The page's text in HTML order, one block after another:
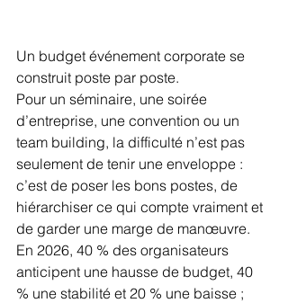
Un budget événement corporate se
construit poste par poste.
Pour un séminaire, une soirée
d’entreprise, une convention ou un
team building, la difficulté n’est pas
seulement de tenir une enveloppe :
c’est de poser les bons postes, de
hiérarchiser ce qui compte vraiment et
de garder une marge de manœuvre.
En 2026, 40 % des organisateurs
anticipent une hausse de budget, 40
% une stabilité et 20 % une baisse ;